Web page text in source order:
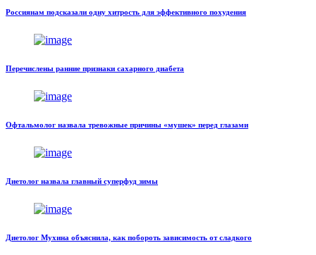
Россиянам подсказали одну хитрость для эффективного похудения
Перечислены ранние признаки сахарного диабета
Офтальмолог назвала тревожные причины «мушек» перед глазами
Диетолог назвала главный суперфуд зимы
Диетолог Мухина объяснила, как побороть зависимость от сладкого